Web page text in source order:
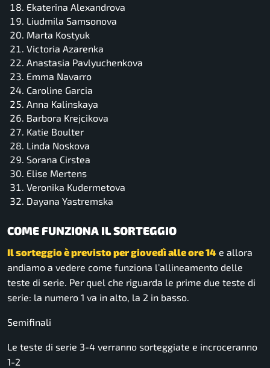
Ekaterina Alexandrova
Liudmila Samsonova
Marta Kostyuk
Victoria Azarenka
Anastasia Pavlyuchenkova
Emma Navarro
Caroline Garcia
Anna Kalinskaya
Barbora Krejcikova
Katie Boulter
Linda Noskova
Sorana Cirstea
Elise Mertens
Veronika Kudermetova
Dayana Yastremska
COME FUNZIONA IL SORTEGGIO
Il sorteggio è previsto per giovedì alle ore 14 e allora
andiamo a vedere come funziona l’allineamento delle
teste di serie. Per quel che riguarda le prime due teste di
serie: la numero 1 va in alto, la 2 in basso.
Semifinali
Le teste di serie 3-4 verranno sorteggiate e incroceranno
1-2